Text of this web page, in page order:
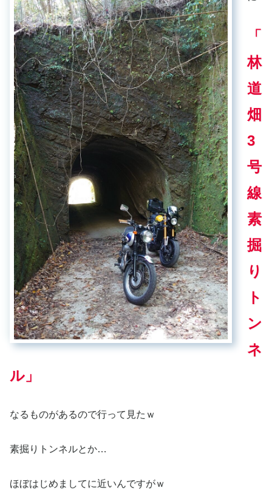
「
林
道
畑
3
号
線
素
掘
り
ト
ン
ネ
ル」
なるものがあるので行って見たｗ
素掘りトンネルとか…
ほぼはじめましてに近いんですがｗ